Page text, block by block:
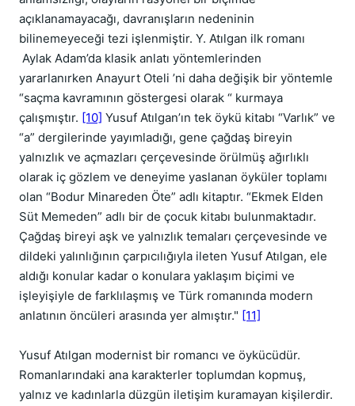
açıklanamayacağı, davranışların nedeninin
bilinemeyeceği tezi işlenmiştir. Y. Atılgan ilk romanı
Aylak Adam’da klasik anlatı yöntemlerinden
yararlanırken Anayurt Oteli ’ni daha değişik bir yöntemle
“saçma kavramının göstergesi olarak “ kurmaya
çalışmıştır. [10] Yusuf Atılgan’ın tek öykü kitabı “Varlık” ve
“a” dergilerinde yayımladığı, gene çağdaş bireyin
yalnızlık ve açmazları çerçevesinde örülmüş ağırlıklı
olarak iç gözlem ve deneyime yaslanan öyküler toplamı
olan “Bodur Minareden Öte” adlı kitaptır. “Ekmek Elden
Süt Memeden” adlı bir de çocuk kitabı bulunmaktadır.
Çağdaş bireyi aşk ve yalnızlık temaları çerçevesinde ve
dildeki yalınlığının çarpıcılığıyla ileten Yusuf Atılgan, ele
aldığı konular kadar o konulara yaklaşım biçimi ve
işleyişiyle de farklılaşmış ve Türk romanında modern
anlatının öncüleri arasında yer almıştır." [11]
Yusuf Atılgan modernist bir romancı ve öykücüdür.
Romanlarındaki ana karakterler toplumdan kopmuş,
yalnız ve kadınlarla düzgün iletişim kuramayan kişilerdir.